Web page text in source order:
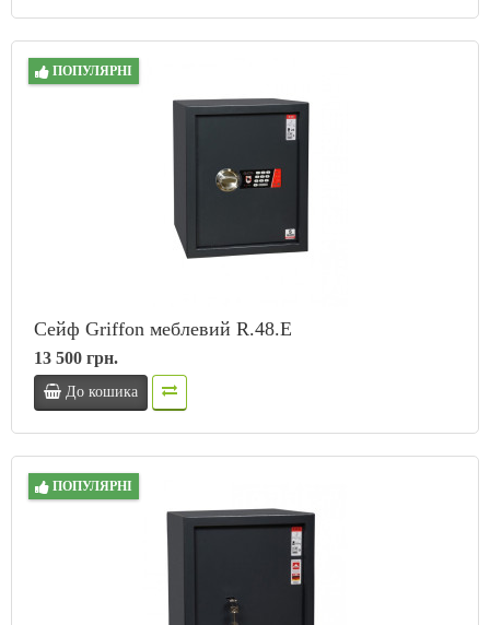
ПОПУЛЯРНІ
Сейф Griffon меблевий R.48.E
13 500 грн.
До кошика
ПОПУЛЯРНІ